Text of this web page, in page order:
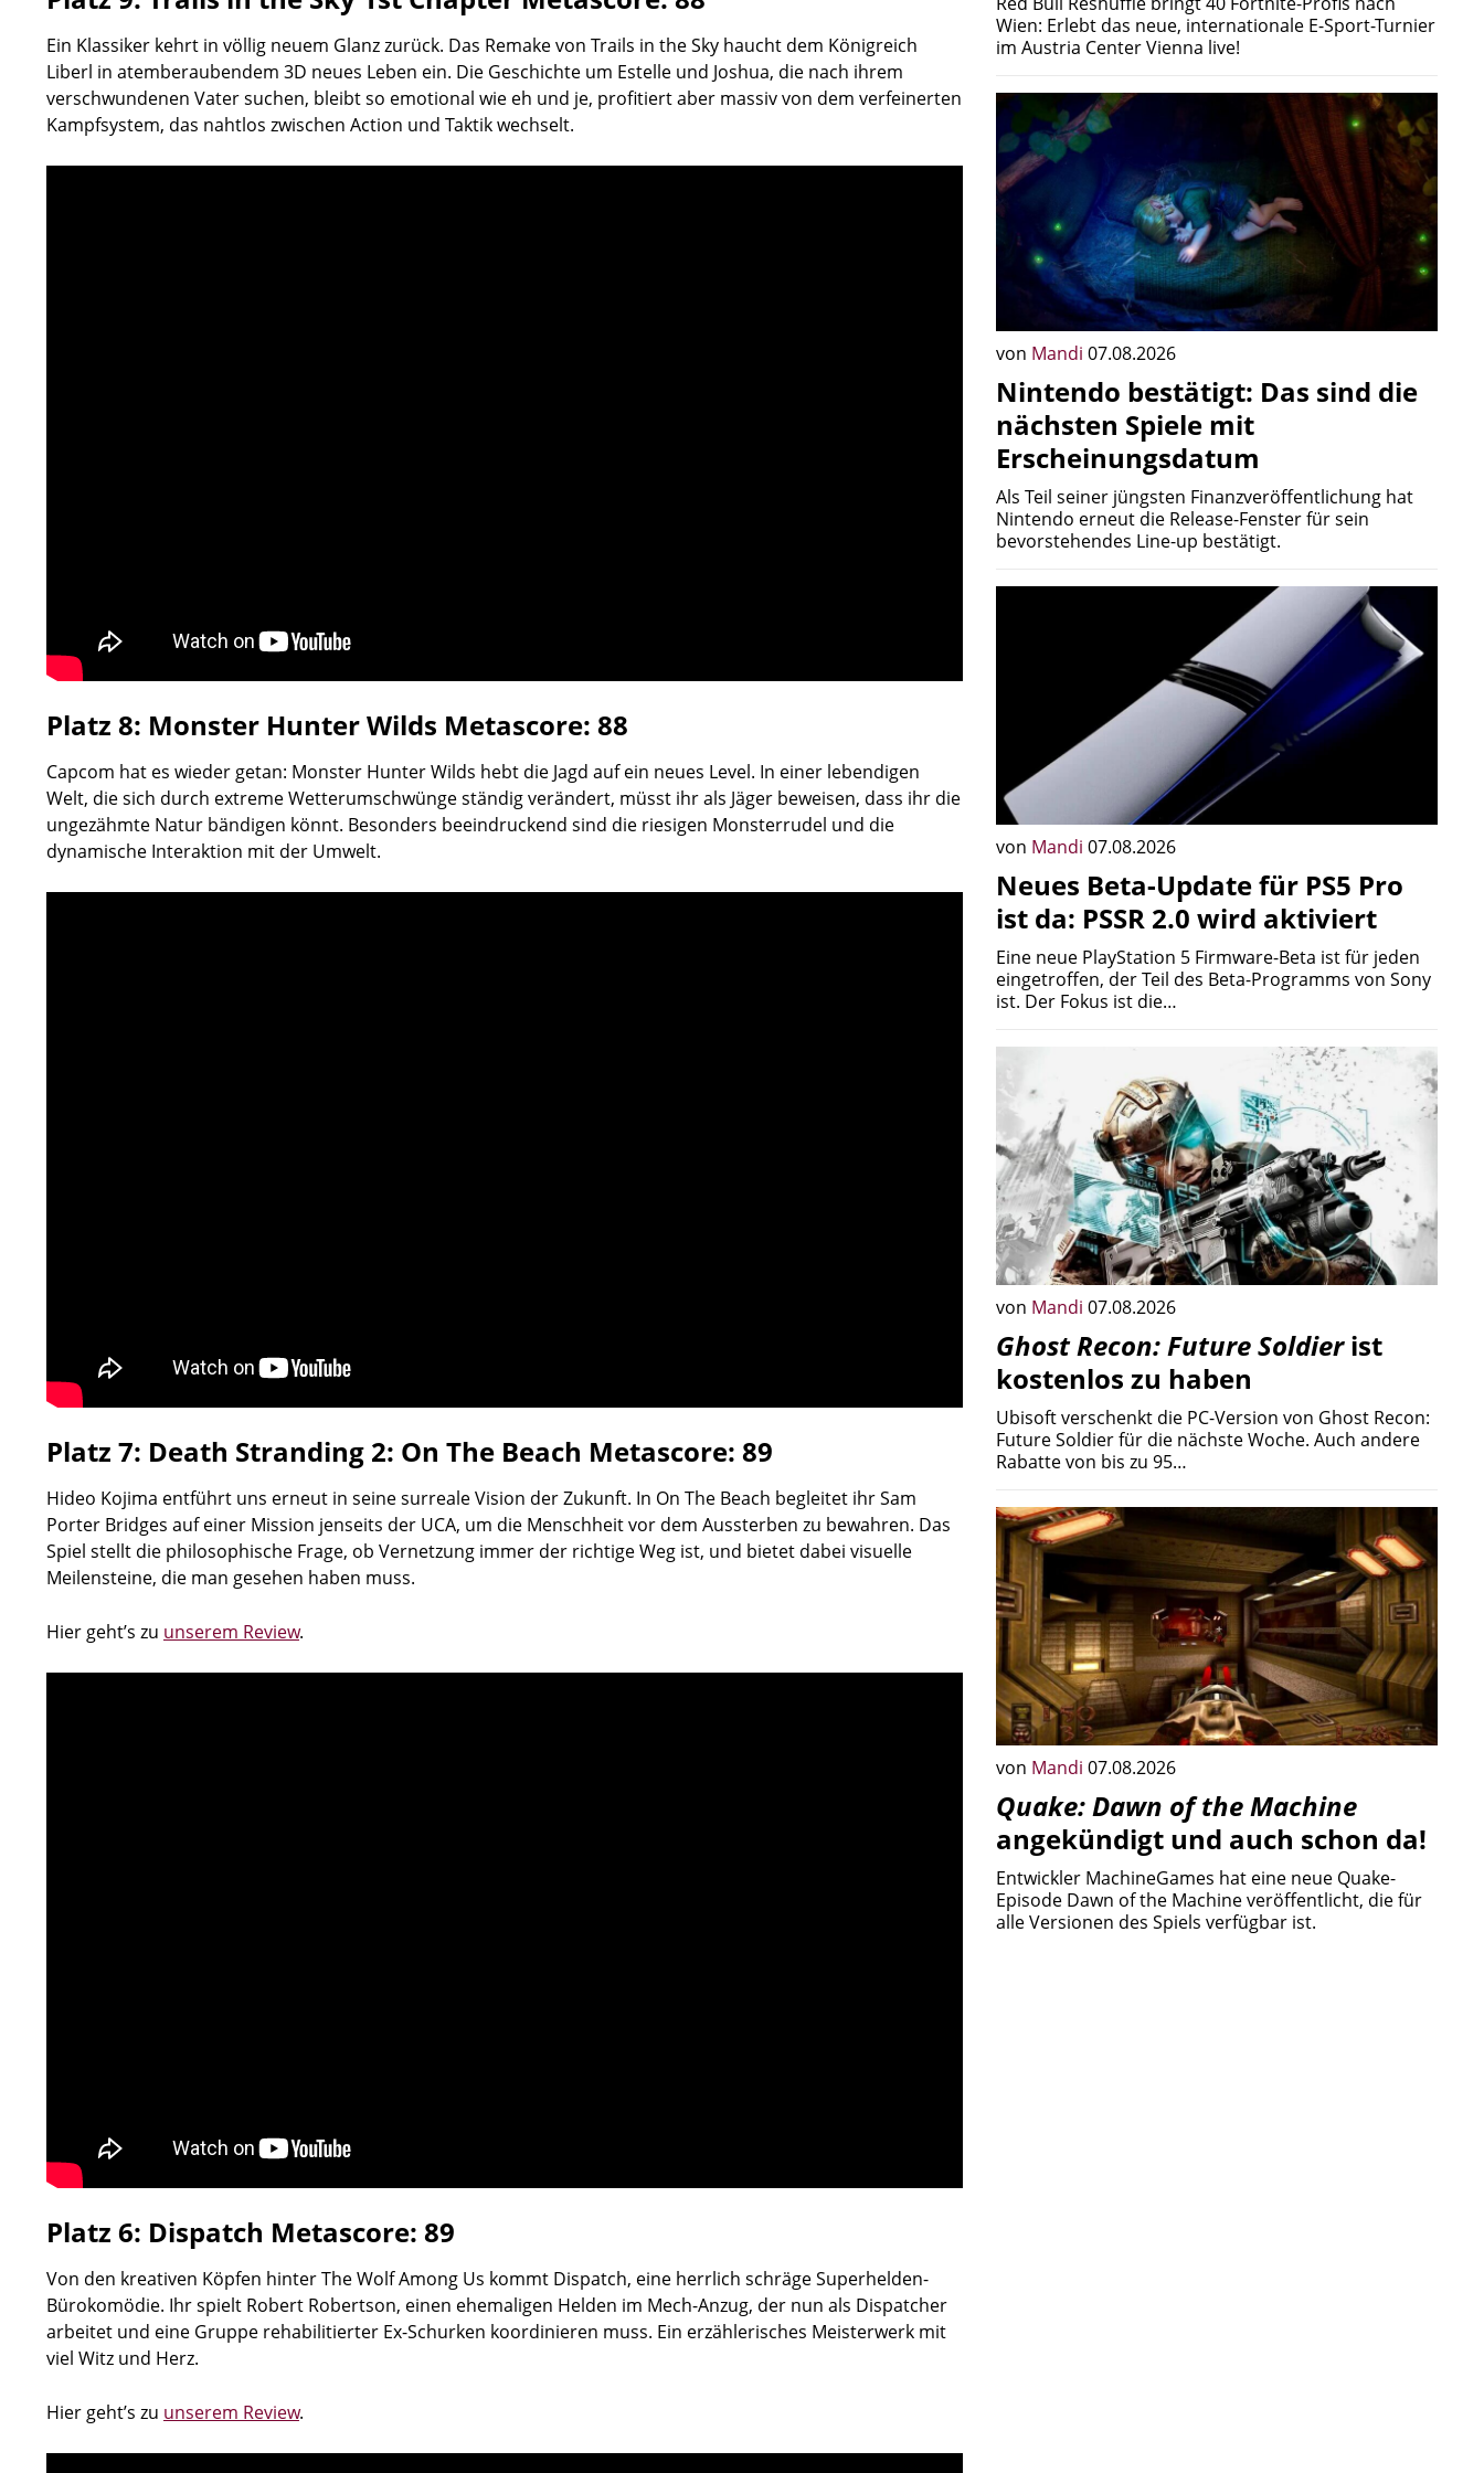
Ein Klassiker kehrt in völlig neuem Glanz zurück. Das Remake von Trails in the Sky haucht dem Königreich
Liberl in atemberaubendem 3D neues Leben ein. Die Geschichte um Estelle und Joshua, die nach ihrem
verschwundenen Vater suchen, bleibt so emotional wie eh und je, profitiert aber massiv von dem verfeinerten
Kampfsystem, das nahtlos zwischen Action und Taktik wechselt.
Platz 8: Monster Hunter Wilds Metascore: 88
Capcom hat es wieder getan: Monster Hunter Wilds hebt die Jagd auf ein neues Level. In einer lebendigen
Welt, die sich durch extreme Wetterumschwünge ständig verändert, müsst ihr als Jäger beweisen, dass ihr die
ungezähmte Natur bändigen könnt. Besonders beeindruckend sind die riesigen Monsterrudel und die
dynamische Interaktion mit der Umwelt.
Platz 7: Death Stranding 2: On The Beach Metascore: 89
Hideo Kojima entführt uns erneut in seine surreale Vision der Zukunft. In On The Beach begleitet ihr Sam
Porter Bridges auf einer Mission jenseits der UCA, um die Menschheit vor dem Aussterben zu bewahren. Das
Spiel stellt die philosophische Frage, ob Vernetzung immer der richtige Weg ist, und bietet dabei visuelle
Meilensteine, die man gesehen haben muss.
Hier geht’s zu unserem Review.
Platz 6: Dispatch Metascore: 89
Von den kreativen Köpfen hinter The Wolf Among Us kommt Dispatch, eine herrlich schräge Superhelden-
Bürokomödie. Ihr spielt Robert Robertson, einen ehemaligen Helden im Mech-Anzug, der nun als Dispatcher
arbeitet und eine Gruppe rehabilitierter Ex-Schurken koordinieren muss. Ein erzählerisches Meisterwerk mit
viel Witz und Herz.
Hier geht’s zu unserem Review.
Wien: Erlebt das neue, internationale E-Sport-Turnier
im Austria Center Vienna live!
von Mandi 07.08.2026
Nintendo bestätigt: Das sind die
nächsten Spiele mit
Erscheinungsdatum
Als Teil seiner jüngsten Finanzveröffentlichung hat
Nintendo erneut die Release-Fenster für sein
bevorstehendes Line-up bestätigt.
von Mandi 07.08.2026
Neues Beta-Update für PS5 Pro
ist da: PSSR 2.0 wird aktiviert
Eine neue PlayStation 5 Firmware-Beta ist für jeden
eingetroffen, der Teil des Beta-Programms von Sony
ist. Der Fokus ist die…
von Mandi 07.08.2026
Ghost Recon: Future Soldierist
kostenlos zu haben
Ubisoft verschenkt die PC-Version von Ghost Recon:
Future Soldier für die nächste Woche. Auch andere
Rabatte von bis zu 95…
von Mandi 07.08.2026
Quake: Dawn of the Machine
angekündigt und auch schon da!
Entwickler MachineGames hat eine neue Quake-
Episode Dawn of the Machine veröffentlicht, die für
alle Versionen des Spiels verfügbar ist.